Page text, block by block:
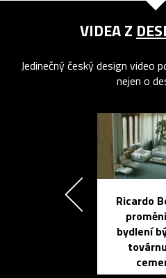
VIDEA Z
Jedinečný český design video
nejen o
Ricardo
bydlení